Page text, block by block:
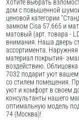
Хотите выбрать
дом с повышенной
ценовой категории
замком Cisa 57.665 и
матовый (арт. товара -
внимания. Наша дверь
ассортимента. Наружняя
материал покрытия-
воздействию.
7032 подарит уют
со стилем помещения.
уют и комфорт в своем
консультанты нашего
оптимальную модель
74 (Москва)!